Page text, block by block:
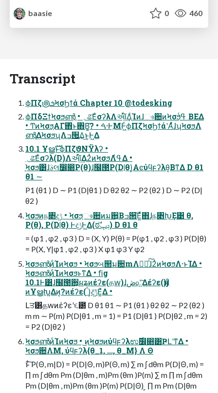
baasie
0 460
Transcript
ϕΠζ౷ܭϞσϦϯά Chapter 10 @todesking
ϕΠδΞϯϞσϧൺֱ • ؍ଌ͞ΕͨσʔλΛઆ໌͢ΔͨΊͷɺෳ਺ͷϞσϧ͕ߟ͑ ΒΕΔ
• ͲͷϞσϧ͕ΑΓ΋ͬͱ΋Β͍͔͠? • ࠓ·ͰֶΜͰ͖ͨϕΠζϞσϦϯάʹΑͬͯɺʮϞσϧΛ
ൺֱ͢ΔϞσϧʯΛߏ੒͢Δ͜ͱ͕Ͱ͖Δ
10.1 ҰൠࣜͱϕΠζϑΝΫλʔ •
؍ଌ͞Εͨσʔλ(D)Λઆ໌͢Δ2ͭͷϞσϧΛߟ͑Δ •
֤Ϟσϧ͸ɺࣄલ෼෍P(θ)ɺ໬౓P(D|θ)͓Αͼύϥϝʔλθ͔ΒͳΔ D θ1
θ1 ∼
P1 (θ1 ) D ∼ P1 (D|θ1 ) D θ2 θ2 ∼ P2 (θ2 ) D ∼ P2 (D|
θ2 )
Ϟσϧͷந৅දݱ • Ϟσϧ͕ෳ਺ͷม਺͔Βߏ੒͞Ε͍ͯͯ΋ɺந৅Խ͢Ε͹ θ,
P(θ), P(D|θ) ͰදݱͰ͖Δ(ಠࣗݚڀ) D θ1 θ
= (φ1 , φ2 , φ3 ) D = (X, Y) P(θ) = P(φ1 , φ2 , φ3 ) P(D|θ)
= P(X, Y|φ1 , φ2 , φ3 ) X φ1 φ3 Y φ2
ϞσϧൺֱͷͨΊͷϞσϧ • Ϟσϧબ୒ม਺mΛಋೖͯ͠ɺ2ͭͷϞσϧΛ·ͱΊΔ •
ϞσϧൺֱͷͨΊͷϞσϧͱͳΔ • ﬁg
10.1Ͱ͸ɺ໬౓ؔ਺͕ผʑͷέʔε(தԝ)ɺڞ௨͍ͯ͠Δέʔε(ӈ)ɺͦ
ͷҰൠԽ͍Δͷ͔?ͷέʔε(ࠨ)͕දݱ͞Ε͍ͯΔ •
Լਤ͸தԝͷέʔεʹ૬౰ D θ1 θ1 ∼ P1 (θ1 ) θ2 θ2 ∼ P2 (θ2 )
m m ∼ P(m) P(D|θ1 , m = 1) = P1 (D|θ1 ) P(D|θ2 , m = 2)
= P2 (D|θ2 )
ϞσϧൺֱͷͨΊͷϞσϧ • ͜ͷϞσϧͷύϥϝʔλಉ࣌෼෍͸ҎԼʹͳΔ •
Ϟσϧ਺ΛM, ύϥϝʔλ{θ_1, ..., θ_M} Λ Θ
ͱͨ͠ P(Θ, m|D) = P(D|Θ, m)P(Θ, m) ∑ m ∫ dθm P(D|Θ, m) =
∏ m ∫ dθm Pm (D|θm , m)Pm (θm )P(m) ∑ m ∏ m ∫ dθm
Pm (D|θm , m)Pm (θm )P(m) P(D|Θ) ͕ ∏ m Pm (D|θm